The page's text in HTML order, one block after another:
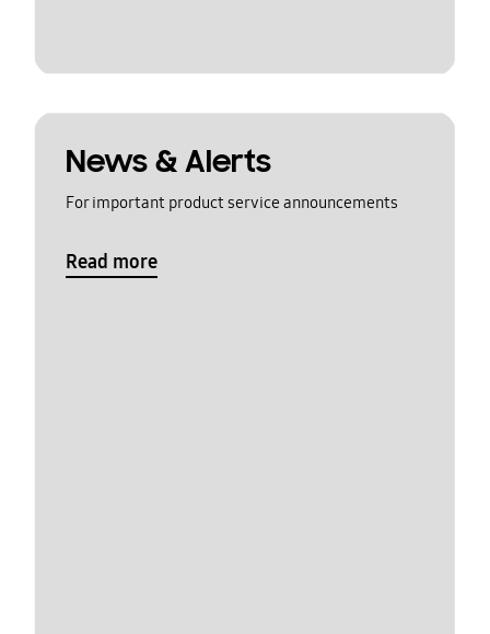
News & Alerts
For important product service announcements
Read more